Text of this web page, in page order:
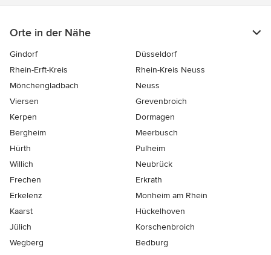
Orte in der Nähe
Gindorf
Düsseldorf
Rhein-Erft-Kreis
Rhein-Kreis Neuss
Mönchengladbach
Neuss
Viersen
Grevenbroich
Kerpen
Dormagen
Bergheim
Meerbusch
Hürth
Pulheim
Willich
Neubrück
Frechen
Erkrath
Erkelenz
Monheim am Rhein
Kaarst
Hückelhoven
Jülich
Korschenbroich
Wegberg
Bedburg